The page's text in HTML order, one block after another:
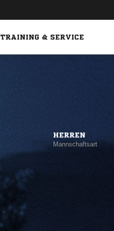
TRAINING & SERVICE
HERREN
Mannschaftsart